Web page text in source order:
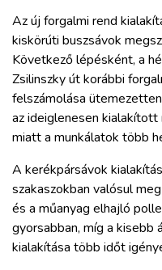
Az új forgalmi rend
kiskörúti buszsávok
Következő lépésként, a
Zsilinszky út korábbi
felszámolása
az ideiglenesen
miatt a munkálatok több
A kerékpársávok
szakaszokban valósul
és a műanyag elhajló
gyorsabban, míg a kisebb
kialakítása több időt